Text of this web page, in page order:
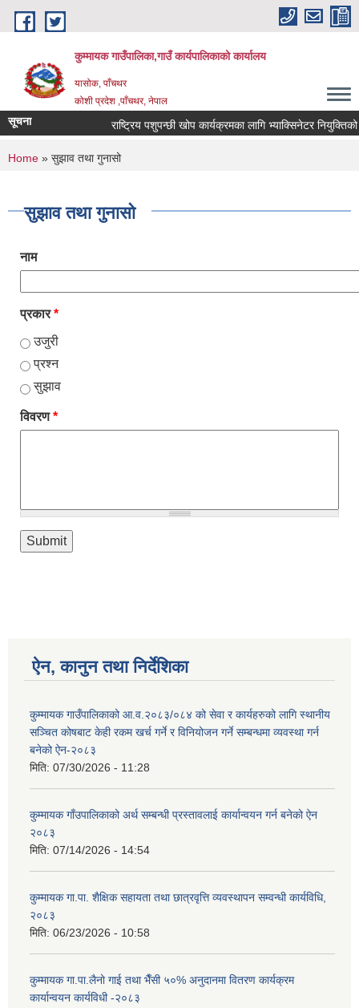
Skip to main content
कुम्मायक गाउँपालिका,गाउँ कार्यपालिकाको कार्यालय
यासोक, पाँचथर
कोशी प्रदेश ,पाँचथर, नेपाल
सूचना राष्ट्रिय पशुपन्छी खोप कार्यक्रमका लागि भ्याक्सिनेटर
You are here
Home » सुझाव तथा गुनासो
सुझाव तथा गुनासो
नाम
प्रकार*
उजुरी
प्रश्न
सुझाव
विवरण*
ऐन, कानुन तथा निर्देशिका
कुम्मायक गाउँपालिकाको आ.व.२०८३/०८४ को सेवा र कार्यहरुको लागि स्थानीय
सञ्चित कोषबाट केही रकम खर्च गर्ने र विनियोजन गर्ने सम्बन्धमा व्यवस्था गर्न
बनेको ऐन-२०८३
मिति: 07/30/2026 - 11:28
कुम्मायक गाँउपालिकाको अर्थ सम्बन्धी प्रस्तावलाई कार्यान्वयन गर्न बनेको ऐन
२०८३
मिति: 07/14/2026 - 14:54
कुम्मायक गा.पा. शैक्षिक सहायता तथा छात्रवृत्ति व्यवस्थापन सम्वन्धी कार्यविधि,
२०८३
मिति: 06/23/2026 - 10:58
कुम्मायक गा.पा.लैनो गाई तथा भैँसी ५०% अनुदानमा वितरण कार्यक्रम
कार्यान्वयन कार्यविधी -२०८३